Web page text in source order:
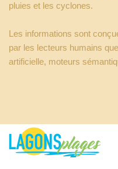
pluies et les cyclones.
Les informations sont
par les lecteurs humains
artificielle, moteurs